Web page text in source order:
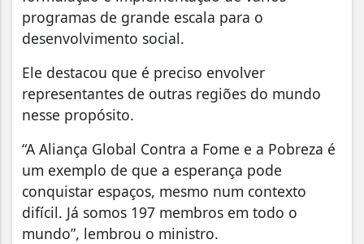
programas de grande escala para o
desenvolvimento social.
Ele destacou que é preciso envolver
representantes de outras regiões do mundo
nesse propósito.
“A Aliança Global Contra a Fome e a Pobreza é
um exemplo de que a esperança pode
conquistar espaços, mesmo num contexto
difícil. Já somos 197 membros em todo o
mundo”, lembrou o ministro.